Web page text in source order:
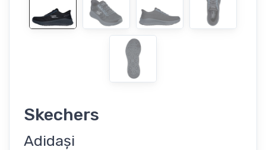
Skechers
Adidași